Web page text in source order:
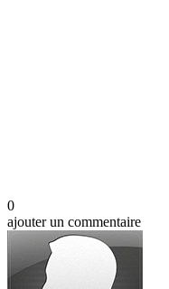
0
ajouter un commentaire